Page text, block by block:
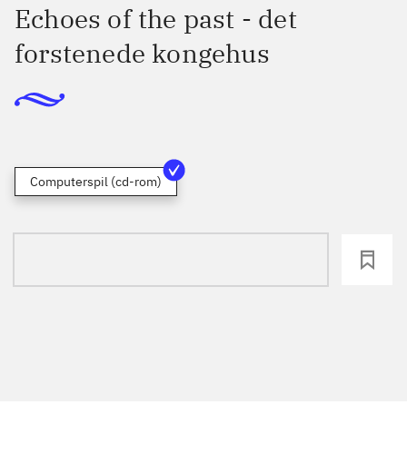
Echoes of the past - det
forstenede kongehus
Computerspil (cd-rom)